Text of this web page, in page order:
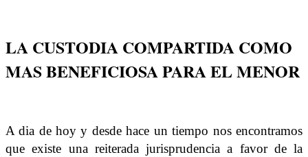
LA CUSTODIA COMPARTIDA COMO
MAS BENEFICIOSA PARA EL MENOR
A dia de hoy y desde hace un tiempo nos encontramos
que existe una reiterada jurisprudencia a favor de la